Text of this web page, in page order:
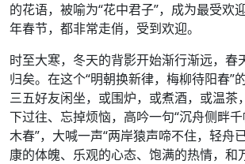
的花语，被喻为“花中君子”，成为最受欢
年春节，都非常走俏，受到欢迎。
时至大寒，冬天的背影开始渐行渐远，春
归矣。在这个“明朝换新律，梅柳待阳春”
三五好友闲坐，或围炉，或煮酒，或温茶
下过往、忘掉烦恼，高吟一句“沉舟侧畔
木春”，大喊一声“两岸猿声啼不住，轻舟
康的体魄、乐观的心态、饱满的热情，和